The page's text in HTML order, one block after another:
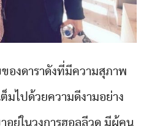
องดาราดังที่มีความสุภาพ
มไปด้วยความดีงามอย่าง
อยู่ในวงการฮอลลีวูด มีผู้คน